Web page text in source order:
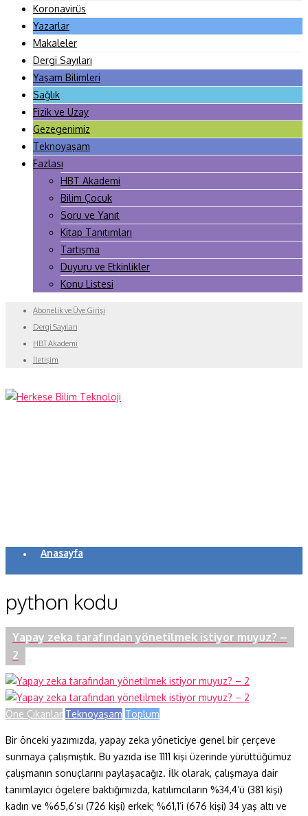
Koronavirüs
Yazarlar
Makaleler
Dergi Sayıları
Yaşam Bilimleri
Sağlık
Fizik ve Uzay
Gezegenimiz
Teknoyaşam
Fazlası
HBT Akademi
Bilim Çocuk
Soru ve Yanıt
Kitap Tanıtımları
Tartışma
Duyuru ve Etkinlikler
Konu Listesi
Abonelik ve Üye Girişi
Dergi Sayıları
HBT Akademi
İletişim
Anasayfa
Yazarlar
Makaleler
Sağlık
Fizik ve Uzay
Gezegenimiz
Teknoyaşam
python kodu
Yapay zeka tarafından yönetilmek istiyor muyuz? –
2
Öne Çıkanlar Teknoyaşam Toplum
Bir önceki yazımızda, yapay zeka yöneticiye genel bir çerçeve
sunmaya çalışmıştık. Bu yazıda ise 1111 kişi üzerinde yürüttüğümüz
çalışmanın sonuçlarını paylaşacağız. İlk olarak, çalışmaya dair
tanımlayıcı ögelere baktığımızda, katılımcıların %34,4’ü (381 kişi)
kadın ve %65,6’sı (726 kişi) erkek; %61,1’i (676 kişi) 34 yaş altı ve